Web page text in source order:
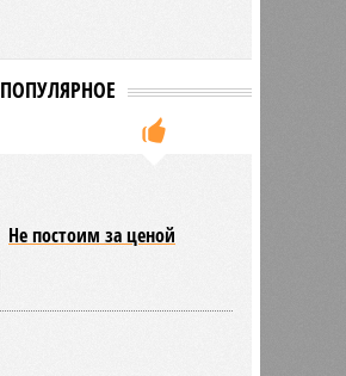
ПОПУЛЯРНОЕ
Не постоим за ценой